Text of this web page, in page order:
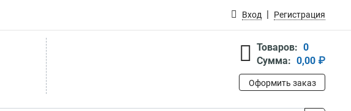
Вход Регистрация
Товаров: 0
Сумма: 0,00 ₽
Оформить заказ